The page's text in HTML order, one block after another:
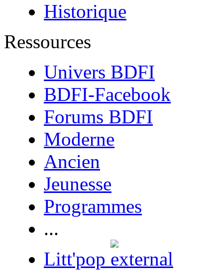
Historique
Ressources
Univers BDFI
BDFI-Facebook
Forums BDFI
Moderne
Ancien
Jeunesse
Programmes
...
Litt'pop